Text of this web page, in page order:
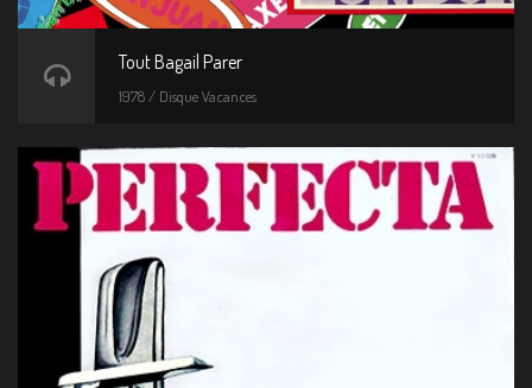
Tout Bagail Parer
1978 / Disque Vacances